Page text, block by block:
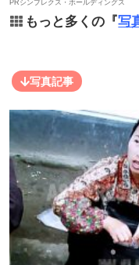
PRシンプレクス・ホールディングス
もっと多くの『写
写真記事